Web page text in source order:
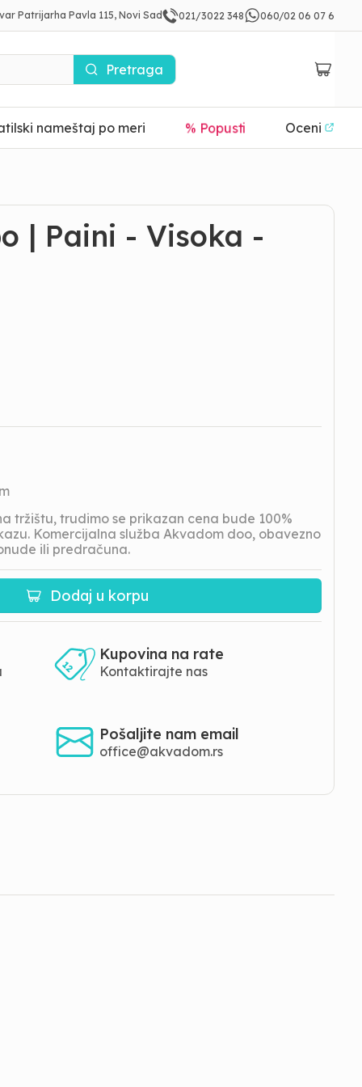
Patrijarha Pavla 115, Novi Sad 021/3022 348 060/02 06 07 6
Pretraga
nameštaj po meri % Popusti Oceni
| Paini - Visoka -
tržištu, trudimo se prikazan cena bude 100%
Komercijalna služba Akvadom doo, obavezno
ili predračuna.
Dodaj u korpu
Kupovina na rate
Kontaktirajte nas
Pošaljite nam email
office@akvadom.rs